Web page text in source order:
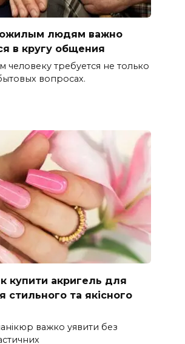
людям важно
в кругу общения
человеку требуется не только
вопросах.
купити акригель для
стильного та якісного
важко уявити без